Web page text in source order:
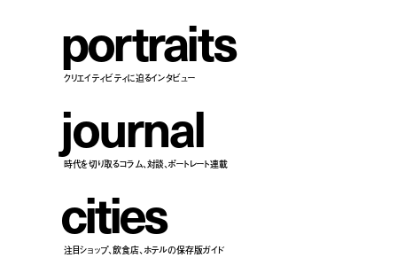
portraits
クリエイティビティに迫るインタビュー
journal
時代を切り取るコラム、対談、ポートレート連載
cities
注目ショップ、飲食店、ホテルの保存版ガイド